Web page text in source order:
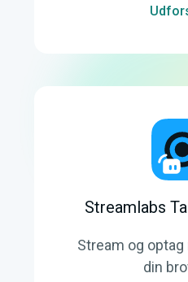
Streamlabs
Stream og
din